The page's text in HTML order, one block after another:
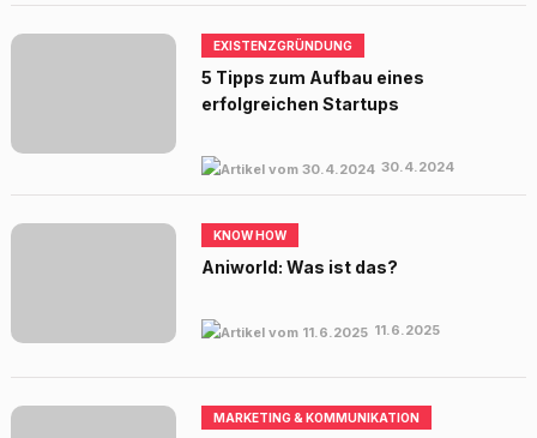
EXISTENZGRÜNDUNG
5 Tipps zum Aufbau eines
erfolgreichen Startups
30.4.2024
KNOW HOW
Aniworld: Was ist das?
11.6.2025
MARKETING & KOMMUNIKATION